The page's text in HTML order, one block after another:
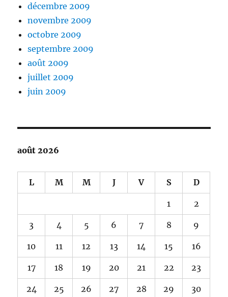
décembre 2009
novembre 2009
octobre 2009
septembre 2009
août 2009
juillet 2009
juin 2009
août 2026
L M M J V S D
1 2
3 4 5 6 7 8 9
10 11 12 13 14 15 16
17 18 19 20 21 22 23
24 25 26 27 28 29 30